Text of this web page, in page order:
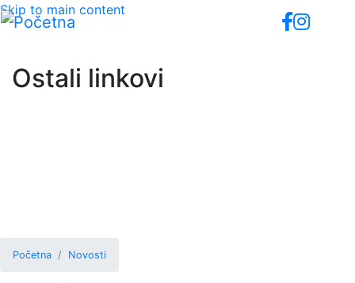
Skip to main content
Početna Novosti
Ostali linkovi